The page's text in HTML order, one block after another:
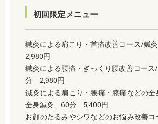
初回限定メニュー
鍼灸による肩こり・首痛改善コース/
2,980円
鍼灸による腰痛・ぎっくり腰改善コー
分 2,980円
鍼灸による肩こり・腰痛・膝痛などの
全身鍼灸 60分 5,400円
お顔のたるみやシワなどのお悩み改善